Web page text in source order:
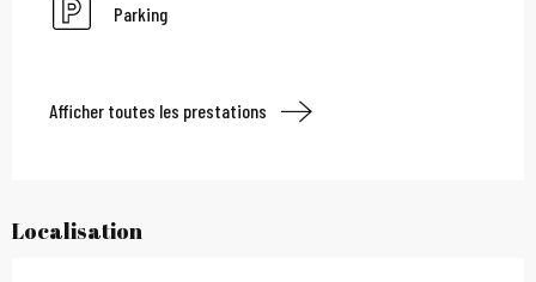
Parking
Afficher toutes les prestations
Localisation